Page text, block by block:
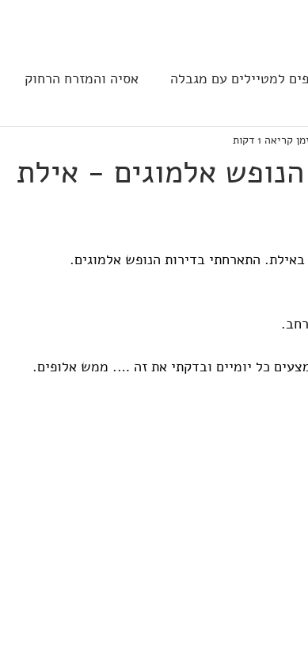
למטיילים עם מגבלה אסיה והמזרח הרחוק
נגישות בבתי מלון
אלמוגים - אילת
קריאה 1 דקות
התארחתי בדירות הנופש אלמוגים.
כל יומיים ובדקתי את זה …. ממש אלופים.